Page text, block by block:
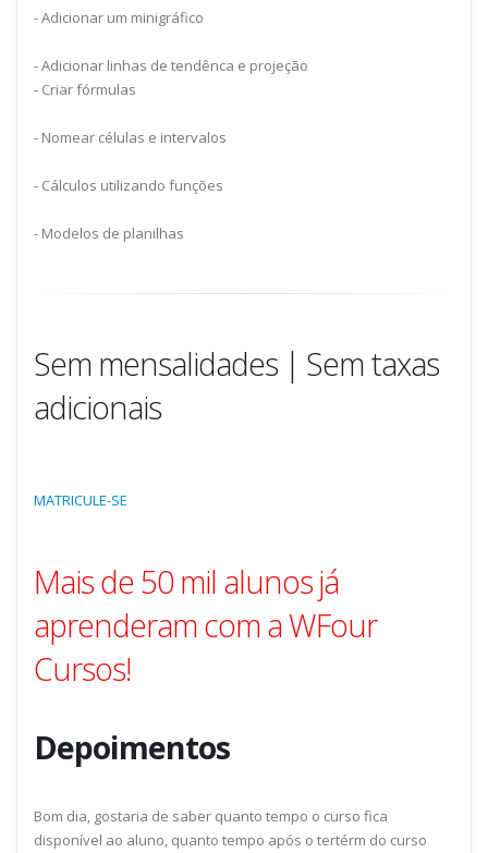
- Adicionar um minigráfico
- Adicionar linhas de tendênca e projeção
- Criar fórmulas
- Nomear células e intervalos
- Cálculos utilizando funções
- Modelos de planilhas
Sem mensalidades | Sem taxas
adicionais
MATRICULE-SE
Mais de 50 mil alunos já
aprenderam com a WFour
Cursos!
Depoimentos
Bom dia, gostaria de saber quanto tempo o curso fica
disponível ao aluno, quanto tempo após o tertérm do curso